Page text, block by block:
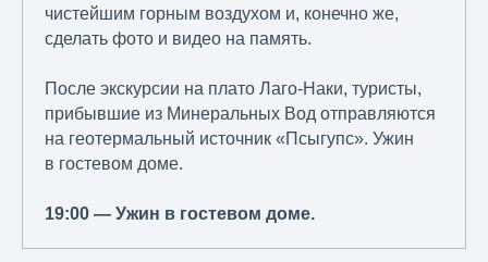
чистейшим горным воздухом и, конечно же,
сделать фото и видео на память.
После экскурсии на плато Лаго-Наки, туристы,
прибывшие из Минеральных Вод отправляются
на геотермальный источник «Псыгупс». Ужин
в гостевом доме.
19:00 — Ужин в гостевом доме.